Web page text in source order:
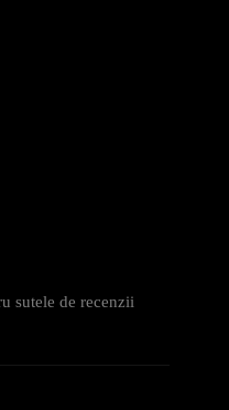
sutele de recenzii